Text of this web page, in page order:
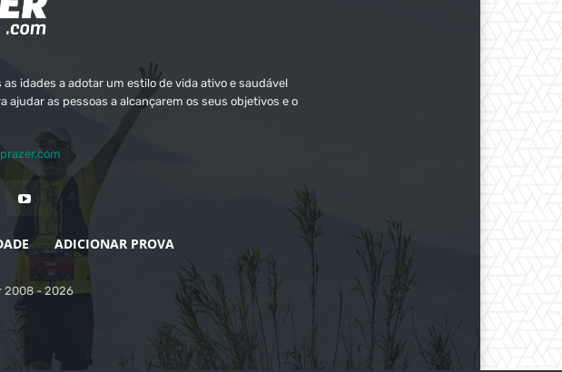
idades a adotar um estilo de vida ativo e saudável
as pessoas a alcançarem os seus objetivos e o
ADICIONAR PROVA
2008 - 2026